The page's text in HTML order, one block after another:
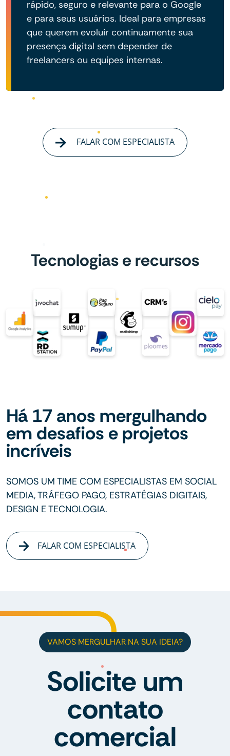
rápido, seguro e relevante para o Google
e para seus usuários. Ideal para empresas
que querem evoluir continuamente sua
presença digital sem depender de
freelancers ou equipes internas.
FALAR COM ESPECIALISTA
Tecnologias e recursos
Há 17 anos mergulhando
em desafios e projetos
incríveis
SOMOS UM TIME COM ESPECIALISTAS EM SOCIAL
MEDIA, TRÁFEGO PAGO, ESTRATÉGIAS DIGITAIS,
DESIGN E TECNOLOGIA.
FALAR COM ESPECIALISTA
VAMOS MERGULHAR NA SUA IDEIA?
Solicite um
contato
comercial